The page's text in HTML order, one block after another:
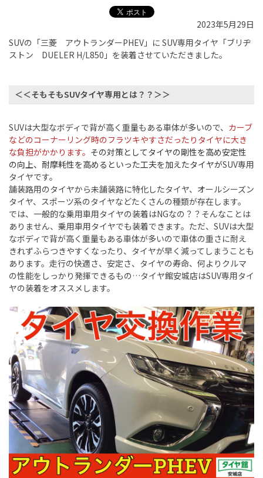
2023年5月29日
SUVの「三菱 アウトランダーPHEV」に SUV専用タイヤ「ブリヂ
ストン DUELER H/L850」を装着させていただきました。
＜＜そもそもSUVタイヤ専用とは？？＞＞
SUVは大型なボディで背が高く重量もある車体が多いので、 カーブ
などのコーナーリング時のフラツキやすさだったりタイヤに大き
な負担がかかります。 その対策としてタイヤの剛性を高め安定性
の向上、耐摩耗性を高めるといった工夫を加えたタイヤがSUV専用
タイヤです。
舗装路用のタイヤから未舗装路に特化したタイヤ、オールシーズン
タイヤ、スポーツ系のタイヤなどたくさんの種類が存在します。
では、一般的な乗用車用タイヤの装着はNGなの？？そんなことは
ありません、乗用車用タイヤでも装着できます。ただ、SUVは大型
なボディで背が高く重量もある車体が多いので車体の重さに耐え
きれずふらつきやすくなったり、タイヤが早く減ってしまうことも
あります。走行の快適さ、安定さ、タイヤの寿命、何よりクルマ
の性能をしっかり発揮できるもの…タイヤ館安城店はSUV専用タイ
ヤの装着をオススメします。